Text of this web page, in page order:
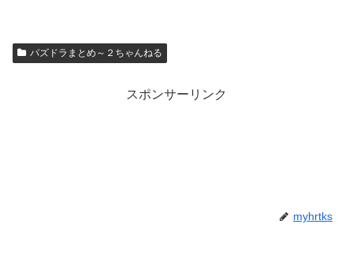
パズドラまとめ～２ちゃんねる
スポンサーリンク
myhrtks